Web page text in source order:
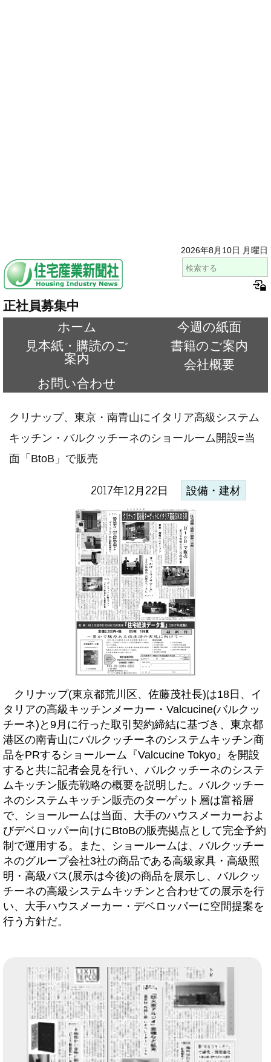
2026年8月10日 月曜日
正社員募集中
ホーム
今週の紙面
見本紙・購読のご
案内
書籍のご案内
会社概要
お問い合わせ
クリナップ、東京・南青山にイタリア高級システム
キッチン・バルクッチーネのショールーム開設=当
面「BtoB」で販売
2017年12月22日 設備・建材
クリナップ(東京都荒川区、佐藤茂社長)は18日、イ
タリアの高級キッチンメーカー・Valcucine(バルクッ
チーネ)と9月に行った取引契約締結に基づき、東京都
港区の南青山にバルクッチーネのシステムキッチン商
品をPRするショールーム『Valcucine Tokyo』を開設
すると共に記者会見を行い、バルクッチーネのシステ
ムキッチン販売戦略の概要を説明した。バルクッチー
ネのシステムキッチン販売のターゲット層は富裕層
で、ショールームは当面、大手のハウスメーカーおよ
びデベロッパー向けにBtoBの販売拠点として完全予約
制で運用する。また、ショールームは、バルクッチー
ネのグループ会社3社の商品である高級家具・高級照
明・高級バス(展示は今後)の商品を展示し、バルクッ
チーネの高級システムキッチンと合わせての展示を行
い、大手ハウスメーカー・デベロッパーに空間提案を
行う方針だ。